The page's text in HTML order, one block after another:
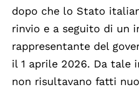
dopo che lo Stato
rinvio e a seguito di un
rappresentante del
il 1 aprile 2026. Da tale
non risultavano fatti